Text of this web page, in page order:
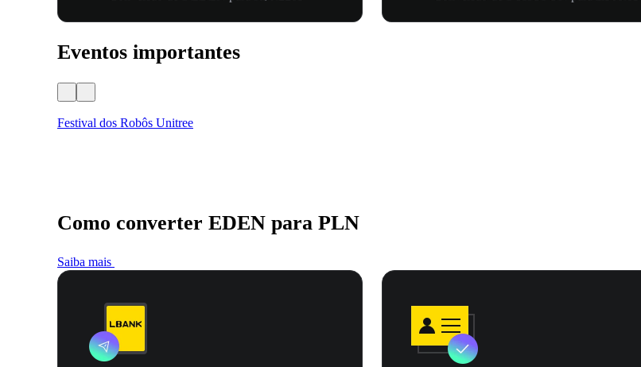
Eventos importantes
Festival dos Robôs Unitree
Como converter EDEN para PLN
Saiba mais